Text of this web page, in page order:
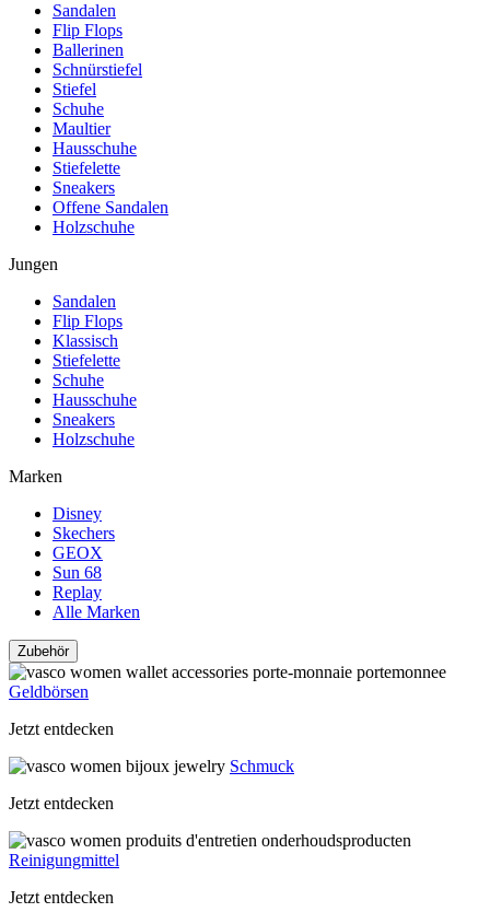
Sandalen
Flip Flops
Ballerinen
Schnürstiefel
Stiefel
Schuhe
Maultier
Hausschuhe
Stiefelette
Sneakers
Offene Sandalen
Holzschuhe
Jungen
Sandalen
Flip Flops
Klassisch
Stiefelette
Schuhe
Hausschuhe
Sneakers
Holzschuhe
Marken
Disney
Skechers
GEOX
Sun 68
Replay
Alle Marken
Zubehör
Geldbörsen
Jetzt entdecken
Schmuck
Jetzt entdecken
Reinigungmittel
Jetzt entdecken